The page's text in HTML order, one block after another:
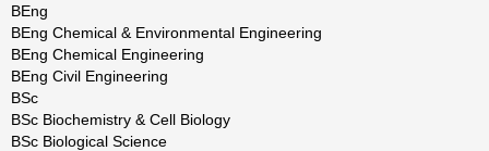
BEng
BEng Chemical & Environmental Engineering
BEng Chemical Engineering
BEng Civil Engineering
BSc
BSc Biochemistry & Cell Biology
BSc Biological Science